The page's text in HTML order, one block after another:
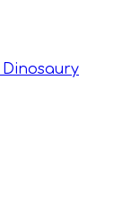
Dinosaury